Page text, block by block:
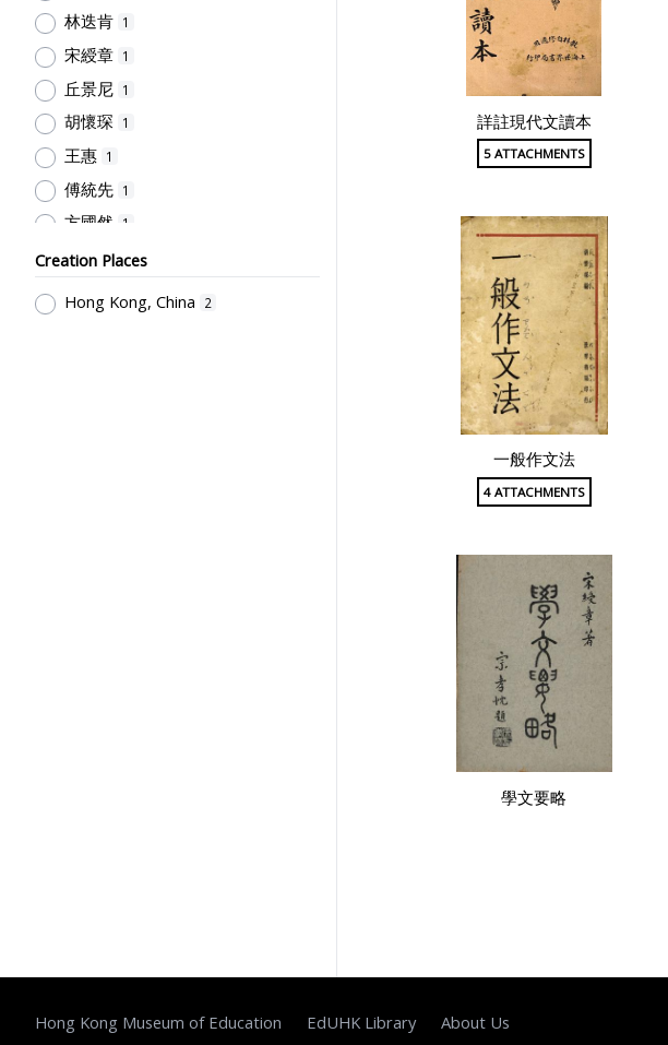
林迭肯 1
宋綬章 1
丘景尼 1
胡懷琛 1
王惠 1
傅統先 1
方國然 1
秦同培 1
Creation Places
Hong Kong, China
2
詳註現代文讀本
5 ATTACHMENTS
一般作文法
4 ATTACHMENTS
學文要略
Hong Kong Museum of Education EdUHK Library About Us